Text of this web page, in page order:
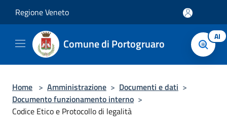
Regione Veneto
Comune di Portogruaro AI
Home > Amministrazione > Documenti e dati >
Documento funzionamento interno >
Codice Etico e Protocollo di legalità